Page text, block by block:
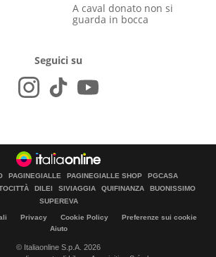
A caval donato non si
guarda in bocca
Seguici su
PAGINEGIALLE PAGINEGIALLE SHOP
PGCASA
DILEI SIVIAGGIA QUIFINANZA
BUONISSIMO
SUPEREVA
Privacy Cookie Policy
Preferenze sui cookie
Aiuto
© Italiaonline S.p.A. 2026